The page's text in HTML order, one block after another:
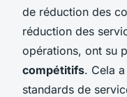
de réduction des
réduction des
opérations, ont su
compétitifs. Cela
standards de